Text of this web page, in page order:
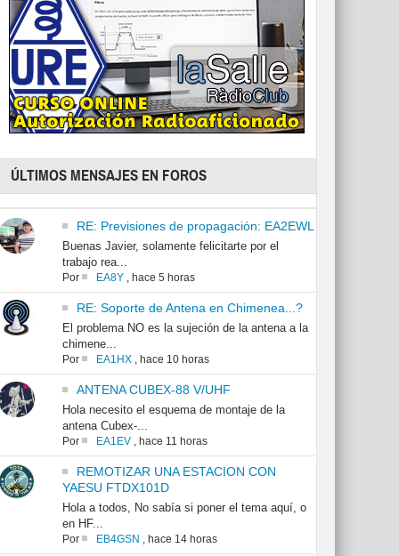
ÚLTIMOS MENSAJES EN FOROS
RE: Previsiones de propagación: EA2EWL
Buenas Javier, solamente felicitarte por el
trabajo rea...
Por EA8Y, hace 5 horas
RE: Soporte de Antena en Chimenea...?
El problema NO es la sujeción de la antena a la
chimene...
Por EA1HX, hace 10 horas
ANTENA CUBEX-88 V/UHF
Hola necesito el esquema de montaje de la
antena Cubex-...
Por EA1EV, hace 11 horas
REMOTIZAR UNA ESTACION CON
YAESU FTDX101D
Hola a todos, No sabía si poner el tema aquí, o
en HF...
Por EB4GSN , hace 14 horas